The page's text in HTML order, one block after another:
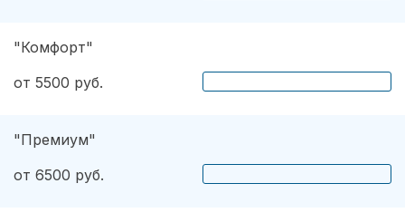
"Комфорт"
от 5500 руб.
"Премиум"
от 6500 руб.